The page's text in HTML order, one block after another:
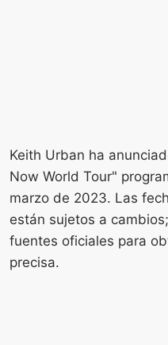
Keith Urban ha
Now World Tour"
marzo de 2023. Las
están sujetos a
fuentes oficiales para
precisa.